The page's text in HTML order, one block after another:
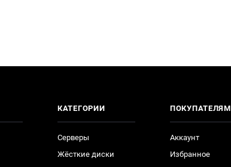
КАТЕГОРИИ
Серверы
Жёсткие диски
ПОКУПАТЕЛЯМ
Аккаунт
Избранное